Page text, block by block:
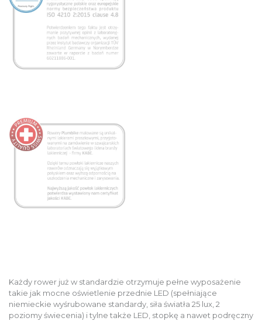
Każdy rower już w standardzie otrzymuje pełne wyposażenie
takie jak mocne oświetlenie przednie LED (spełniające
niemieckie wyśrubowane standardy, siła światła 25 lux, 2
poziomy świecenia) i tylne także LED, stopkę a nawet podręczny